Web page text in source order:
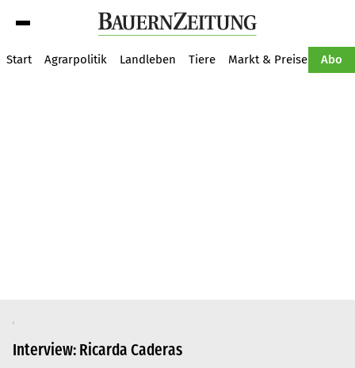
Start Agrarpolitik Landleben Tiere Markt & Preise Abo
Interview: Ricarda Caderas